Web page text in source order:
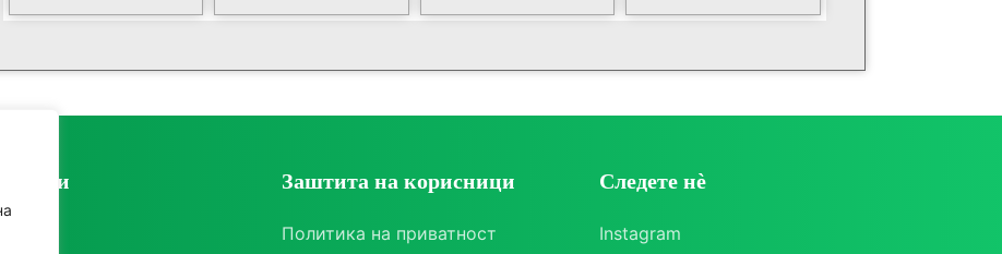
Заштита на корисници
Политика на приватност
Следете нè
Instagram